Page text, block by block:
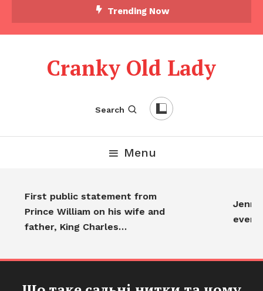
Trending Now
Cranky Old Lady
Search
Menu
First public statement from
Prince William on his wife and
father, King Charles…